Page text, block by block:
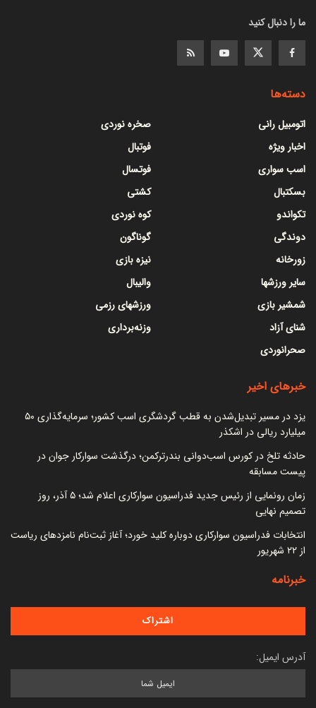
ما را دنبال کنید
دسته‌ها
اتومبیل رانی
اخبار ویژه
اسب سواری
بسکتبال
تکواندو
دوندگی
زورخانه
سایر ورزشها
شمشیر بازی
شنای آزاد
صحرانوردی
صخره نوردی
فوتبال
فوتسال
کشتی
کوه نوردی
گوناگون
نیزه بازی
والیبال
ورزشهای رزمی
وزنه‌برداری
خبرهای اخیر
یزد در مسیر تبدیل‌شدن به قطب گردشگری اسب کشور؛ سرمایه‌گذاری ۵۰
میلیارد ریالی در اشکذر
حادثه تلخ در کورس اسب‌دوانی بندرترکمن؛ درگذشت سوارکار جوان در
پیست مسابقه
زمان رونمایی از رئیس جدید فدراسیون سوارکاری اعلام شد؛ ۵ آذر، روز
تصمیم نهایی
انتخابات فدراسیون سوارکاری دوباره کلید خورد؛ آغاز ثبت‌نام نامزدهای ریاست
از ۲۲ شهریور
خبرنامه
آدرس ایمیل: